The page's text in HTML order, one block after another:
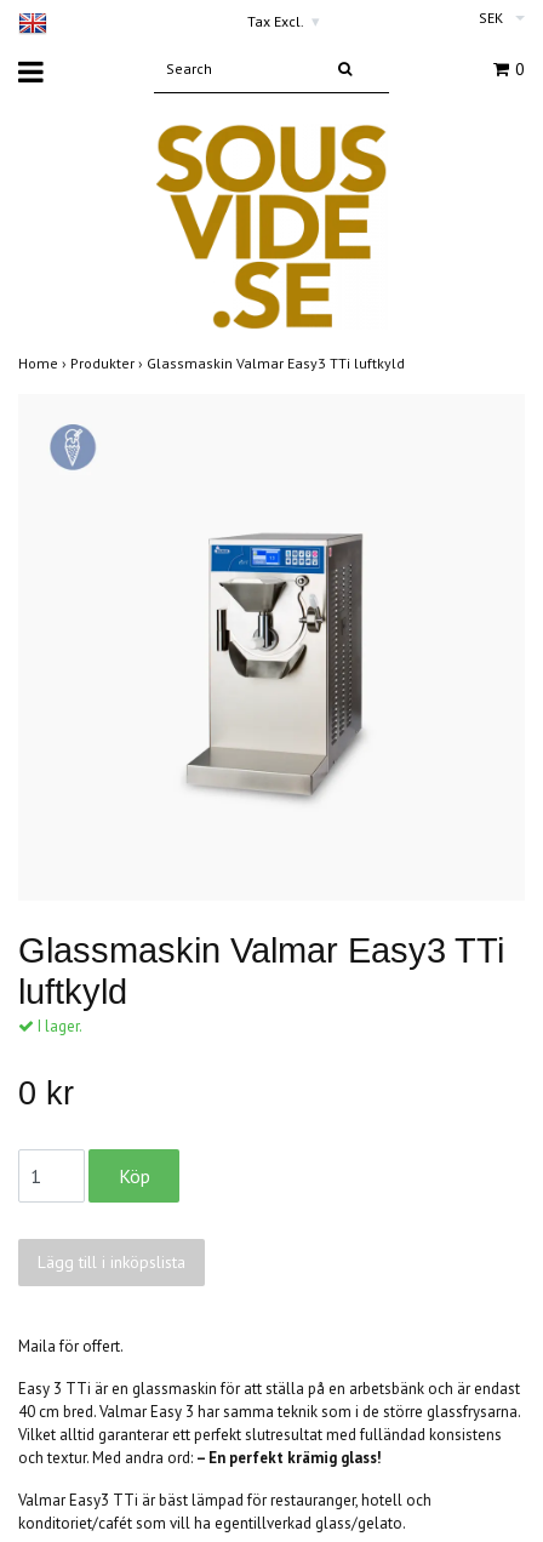
Tax Excl. ▾ SEK
0
Home › Produkter › Glassmaskin Valmar Easy3 TTi luftkyld
Glassmaskin Valmar Easy3 TTi
luftkyld
I lager.
0 kr
Lägg till i inköpslista
Maila för offert.
Easy 3 TTi är en glassmaskin för att ställa på en arbetsbänk och är endast
40 cm bred. Valmar Easy 3 har samma teknik som i de större glassfrysarna.
Vilket alltid garanterar ett perfekt slutresultat med fulländad konsistens
och textur. Med andra ord: – En perfekt krämig glass!
Valmar Easy3 TTi är bäst lämpad för restauranger, hotell och
konditoriet/cafét som vill ha egentillverkad glass/gelato.